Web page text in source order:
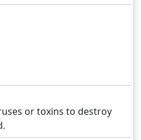
or toxins to destroy